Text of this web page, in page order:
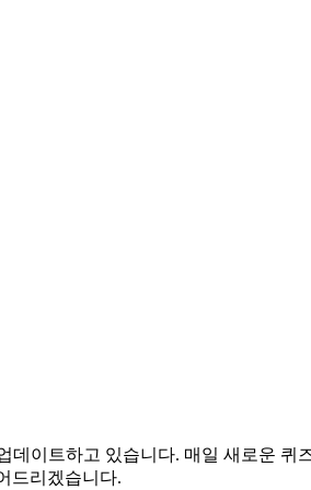
이트하고 있습니다. 매일 새로운 퀴
드리겠습니다.